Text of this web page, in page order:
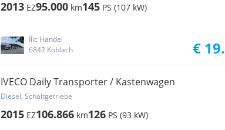
2013 EZ95.000 km145 PS (107 kW)
Ilic Handel
6842 Koblach
€
IVECO Daily Transporter / Kastenwagen
Diesel, Schaltgetriebe
2015 EZ106.866 km126 PS (93 kW)